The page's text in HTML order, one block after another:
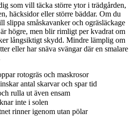
som vill täcka större ytor i trädgården,
häcksidor eller större bäddar. Om du
slippa småskavanker och ogräsläckage
högre, men blir rimligt per kvadrat om
långsiktigt skydd. Mindre lämplig om
eller har snäva svängar där en smalare
rotogräs och maskrosor
antal skarvar och spar tid
rulla ut även ensam
inte i solen
rinner igenom utan pölar